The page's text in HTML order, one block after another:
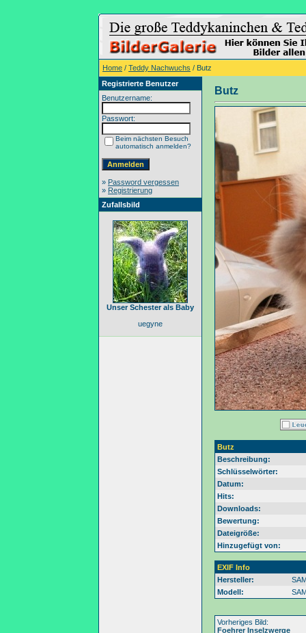
Home / Teddy Nachwuchs / Butz
Registrierte Benutzer
Benutzername:
Passwort:
Beim nächsten Besuch
automatisch anmelden?
» Password vergessen
» Registrierung
Zufallsbild
Unser Schester als Baby
uegyne
Butz
Butz
Beschreibung:
Schlüsselwörter:
Datum:
Hits:
Downloads:
Bewertung:
Dateigröße:
Hinzugefügt von:
EXIF Info
Hersteller:
Modell:
Vorheriges Bild:
Foehrer Inselzwerge